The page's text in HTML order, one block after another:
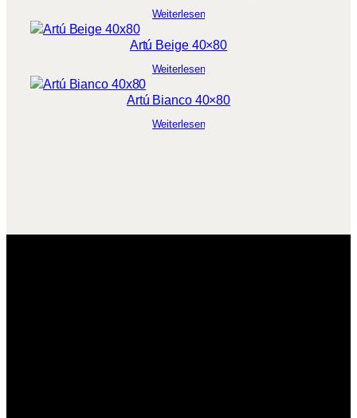
Weiterlesen
Artú Beige 40×80
Weiterlesen
Artú Bianco 40×80
Weiterlesen